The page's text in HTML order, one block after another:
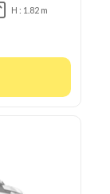
H : 1.82 m